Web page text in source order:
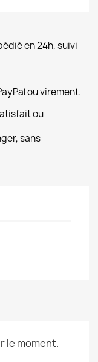
en 24h, suivi
ou virement.
ou
sans
le moment.